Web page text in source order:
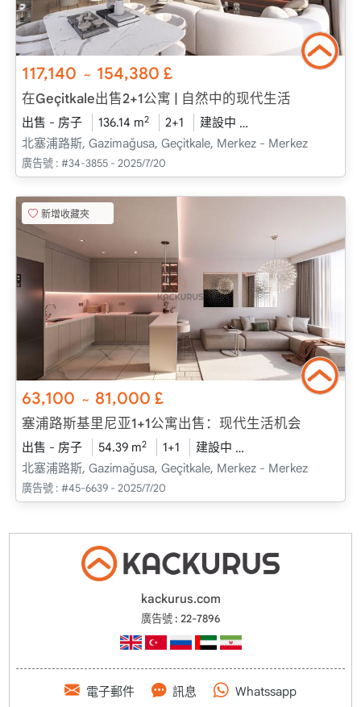
117,140 ~ 154,380 £
在Geçitkale出售2+1公寓 | 自然中的现代生活
出售 - 房子 136.14 m2 2+1 建設中
北塞浦路斯, Gazimağusa, Geçitkale, Merkez - Merkez
廣告號 : #34-3855 - 2025/7/20
新增收藏夾
63,100 ~ 81,000 £
塞浦路斯基里尼亚1+1公寓出售：现代生活机会
出售 - 房子 54.39 m2 1+1 建設中
北塞浦路斯, Gazimağusa, Geçitkale, Merkez - Merkez
廣告號 : #45-6639 - 2025/7/20
kackurus.com
廣告號 : 22-7896
電子郵件 訊息 Whatssapp